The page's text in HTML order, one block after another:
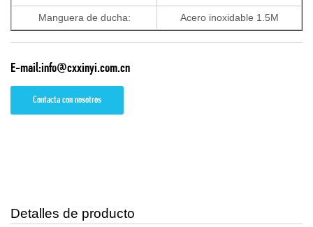
Manguera de ducha: Acero inoxidable 1.5M
E-mail:info@cxxinyi.com.cn
Contacta con nosotros
Detalles de producto